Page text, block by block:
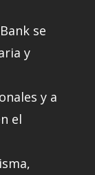
se
y
y a
el